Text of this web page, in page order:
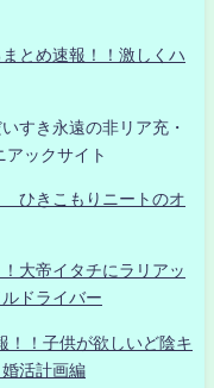
とめ速報！！激しくハ
すき永遠の非リア充・
ックサイト
ひきこもりニートのオ
大帝イタチにラリアッ
ドライバー
！！子供が欲しいど陰キ
活計画編